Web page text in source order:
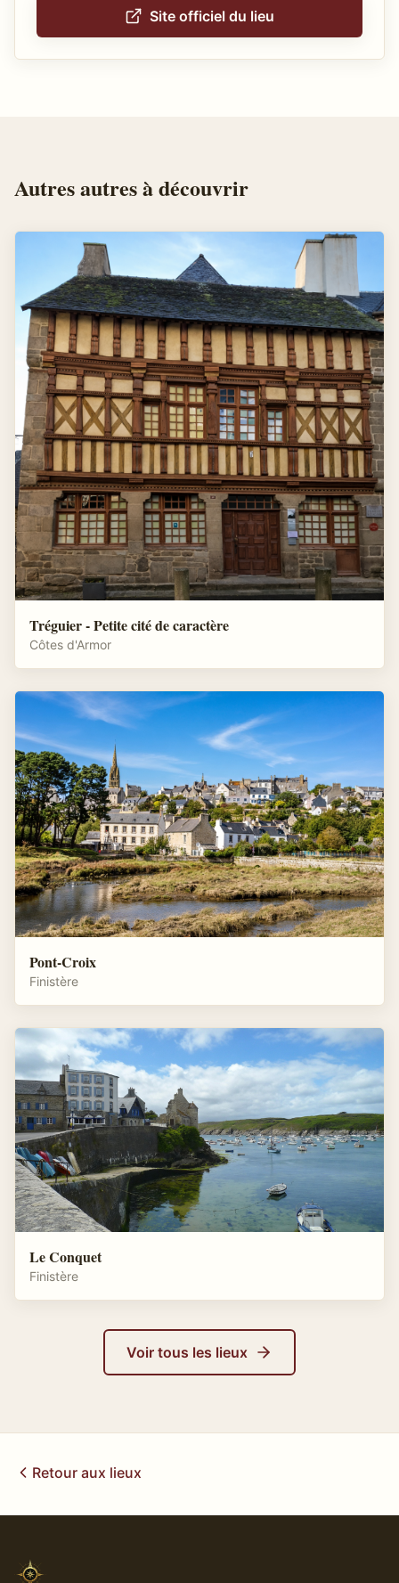
Site officiel du lieu
Autresautresà découvrir
Tréguier - Petite cité de caractère
Côtes d'Armor
Pont-Croix
Finistère
Le Conquet
Finistère
Voir tous les lieux
Retour aux lieux